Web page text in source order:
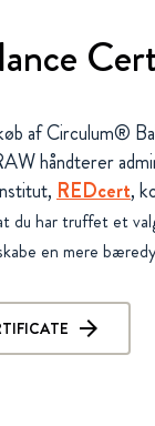
af Circulum®
håndterer
REDcert,
du har truffet et
en mere